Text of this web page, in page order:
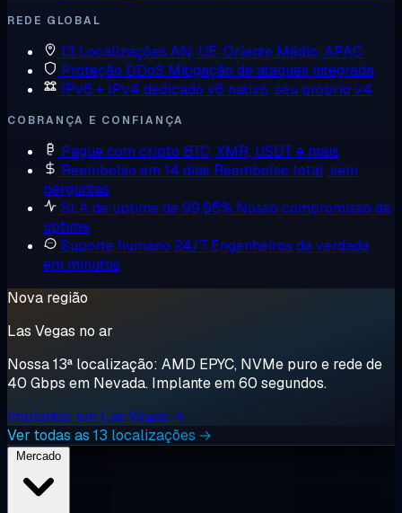
REDE GLOBAL
13 Localizações AN, UE, Oriente Médio, APAC
Proteção DDoS Mitigação de ataques integrada
IPv6 + IPv4 dedicado v6 nativo, seu próprio v4
COBRANÇA E CONFIANÇA
Pague com cripto BTC, XMR, USDT e mais
Reembolso em 14 dias Reembolso total, sem
perguntas
SLA de uptime de 99,95% Nosso compromisso de
uptime
Suporte humano 24/7 Engenheiros de verdade,
em minutos
Nova região
Las Vegas no ar
Nossa 13ª localização: AMD EPYC, NVMe puro e rede de
40 Gbps em Nevada. Implante em 60 segundos.
Implantar em Las Vegas →
Ver todas as 13 localizações →